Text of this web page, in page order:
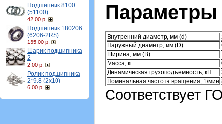
Подшипник 8100
(51100)
42.00 р.
Подшипник 180206
(6206-2RS)
135.00 р.
Шарик подшипника
2
2.00 р.
Ролик подшипника
2*9,8 (2х10)
6.00 р.
Параметры
Внутренний диаметр, мм (d)
Наружный диаметр, мм (D)
Ширина, мм (B)
Масса, кг
Динамическая грузоподъемность, кН
Номинальная частота вращения, 1/мин
Соответствует